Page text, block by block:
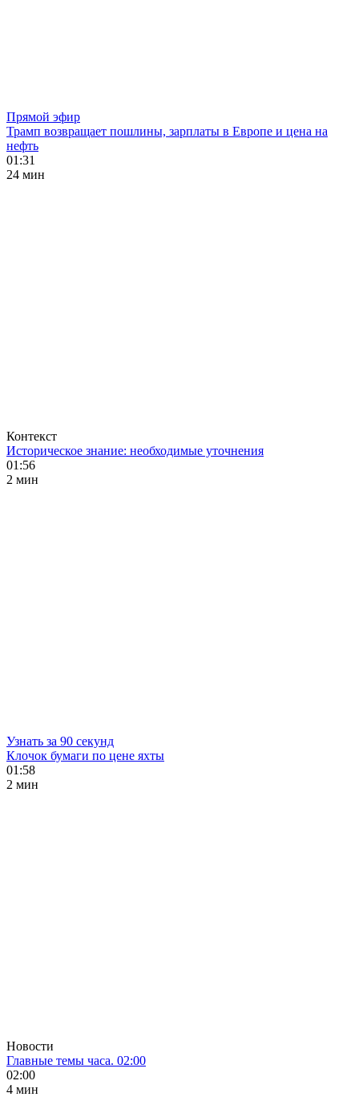
Прямой эфир
Трамп возвращает пошлины, зарплаты в Европе и цена на
нефть
01:31
24 мин
Контекст
Историческое знание: необходимые уточнения
01:56
2 мин
Узнать за 90 секунд
Клочок бумаги по цене яхты
01:58
2 мин
Новости
Главные темы часа. 02:00
02:00
4 мин